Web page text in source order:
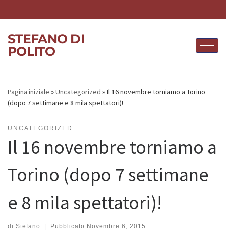
STEFANO DI
POLITO
Pagina iniziale »Uncategorized »Il 16 novembre torniamo a Torino
(dopo 7 settimane e 8 mila spettatori)!
UNCATEGORIZED
Il 16 novembre torniamo a
Torino (dopo 7 settimane
e 8 mila spettatori)!
di Stefano Pubblicato Novembre 6, 2015